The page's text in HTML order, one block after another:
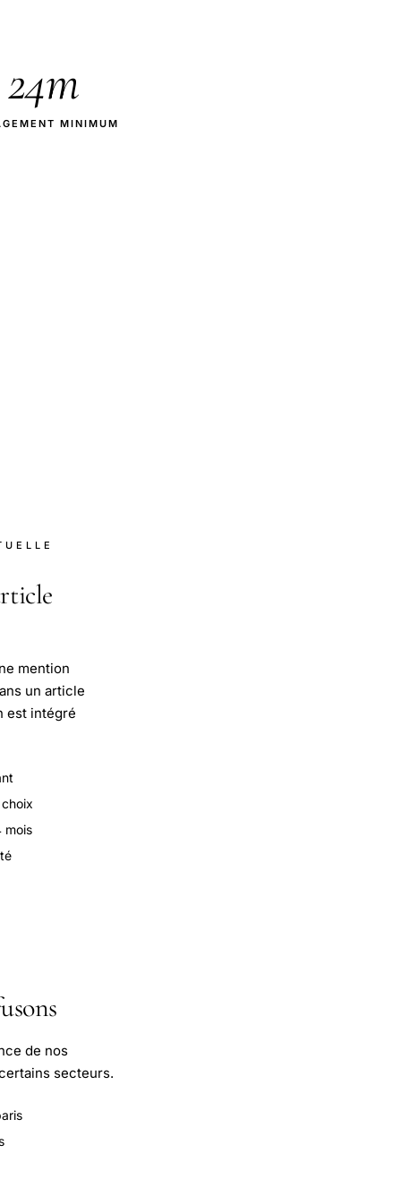
24m
MINIMUM
mention
un article
est intégré
mois
de nos
secteurs.